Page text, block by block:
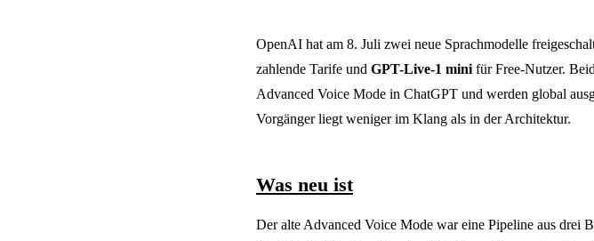
OpenAI hat am 8. Juli zwei neue Sprachmodelle
zahlende Tarife und GPT-Live-1 mini für Free-Nutzer.
Advanced Voice Mode in ChatGPT und werden global
Vorgänger liegt weniger im Klang als in der Architektur.
Was neu ist
Der alte Advanced Voice Mode war eine Pipeline aus drei